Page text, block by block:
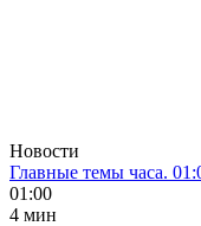
Новости
Главные темы часа.
01:00
4 мин